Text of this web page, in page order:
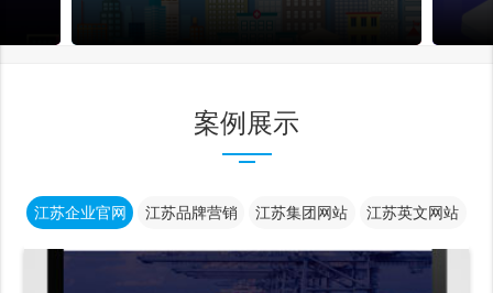
案例展示
江苏企业官网 江苏品牌营销 江苏集团网站 江苏英文网站